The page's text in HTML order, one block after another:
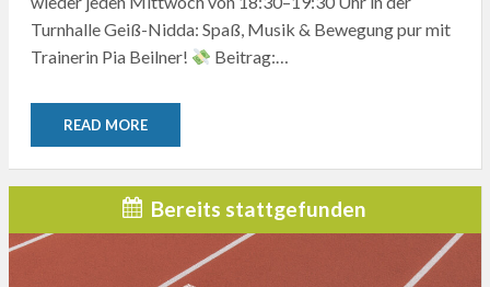
Turnhalle Geiß-Nidda: Spaß, Musik & Bewegung pur mit
Trainerin Pia Beilner!
Beitrag:…
READ MORE
Bereits stattgefunden